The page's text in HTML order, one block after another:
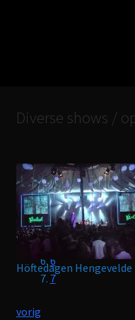
Diverse shows /
Höftedagen Hengevelde
Veiling in manege de
1
2
3
4
6
7
vorig